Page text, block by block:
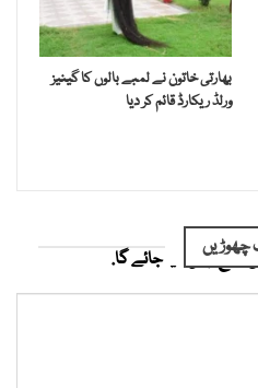
بھارتی خاتون نے لمبے بالوں کا گینیز
ورلڈ ریکارڈ قائم کر دیا
چھوڑیںنہیں کیا جائے گا.